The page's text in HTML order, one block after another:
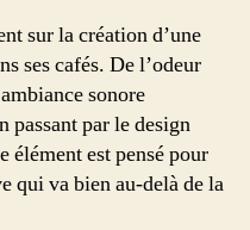
sur la création d’une
ses cafés. De l’odeur
sonore
passant par le design
élément est pensé pour
qui va bien au-delà de la